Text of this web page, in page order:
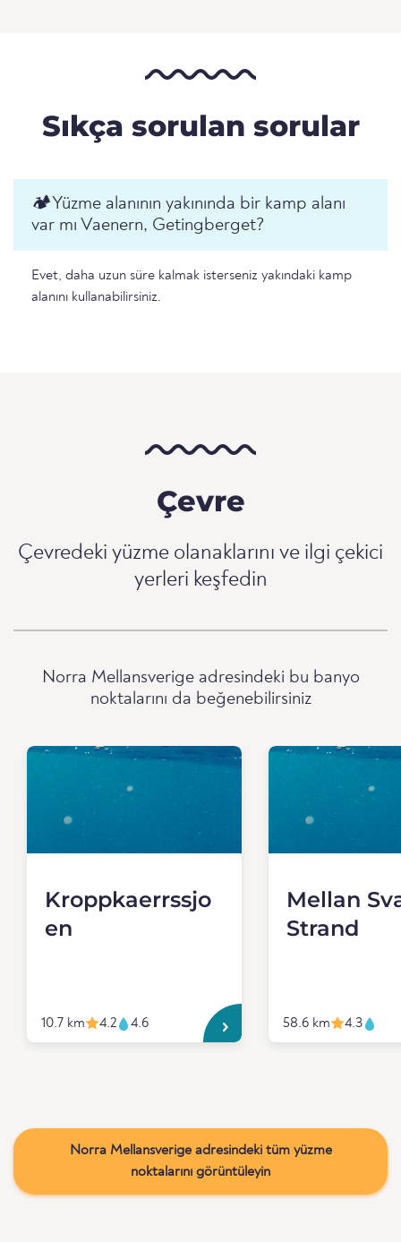
Sıkça sorulan sorular
🏕️️Yüzme alanının yakınında bir kamp alanı
var mı Vaenern, Getingberget?
Evet, daha uzun süre kalmak isterseniz yakındaki kamp
alanını kullanabilirsiniz.
Çevre
Çevredeki yüzme olanaklarını ve ilgi çekici
yerleri keşfedin
Norra Mellansverige adresindeki bu banyo
noktalarını da beğenebilirsiniz
Kroppkaerrssjo
en
10.7 km 4.2 4.6
Mellan
Strand
58.6 km 4.3
Norra Mellansverige adresindeki tüm yüzme
noktalarını görüntüleyin